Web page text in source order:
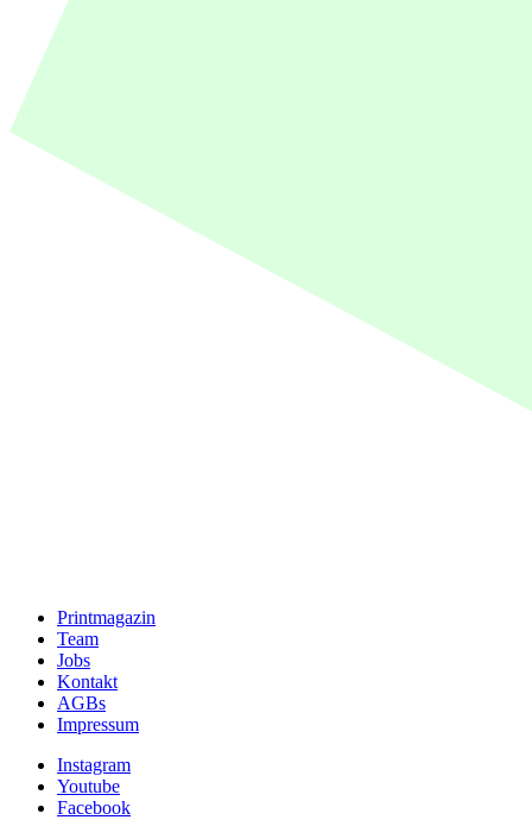
Printmagazin
Team
Jobs
Kontakt
AGBs
Impressum
Instagram
Youtube
Facebook